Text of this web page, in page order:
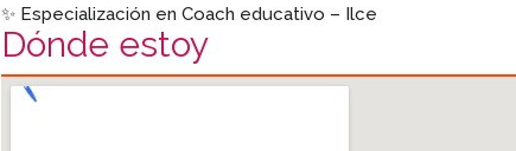
✨ Especialización en Coach educativo – Ilce
Dónde estoy